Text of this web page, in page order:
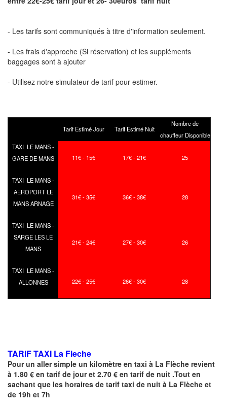
- Les tarifs sont communiqués à titre d'information seulement.
- Les frais d'approche (Si réservation) et les suppléments
baggages sont à ajouter
- Utilisez notre simulateur de tarif pour estimer.
Tarif Estimé Jour Tarif Estimé Nuit
Nombre de
chauffeur Disponible
TAXI LE MANS -
GARE DE MANS
11€ - 15€ 17€ - 21€ 25
TAXI LE MANS -
AEROPORT LE
MANS ARNAGE
31€ - 35€ 36€ - 38€ 28
TAXI LE MANS -
SARGE LES LE
MANS
21€ - 24€ 27€ - 30€ 26
TAXI LE MANS -
ALLONNES
22€ - 25€ 26€ - 30€ 28
TARIF TAXI La Fleche
Pour un aller simple un kilomètre en taxi à La Flèche revient
à 1.80 € en tarif de jour et 2.70 € en tarif de nuit .Tout en
sachant que les horaires de tarif taxi de nuit à La Flèche et
de 19h et 7h